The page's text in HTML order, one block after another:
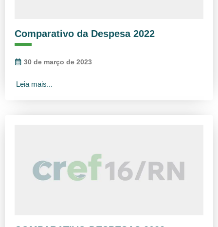
Comparativo da Despesa 2022
30 de março de 2023
Leia mais...